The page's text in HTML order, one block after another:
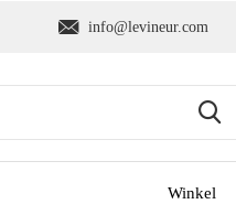
Winkel
info@levineur.com